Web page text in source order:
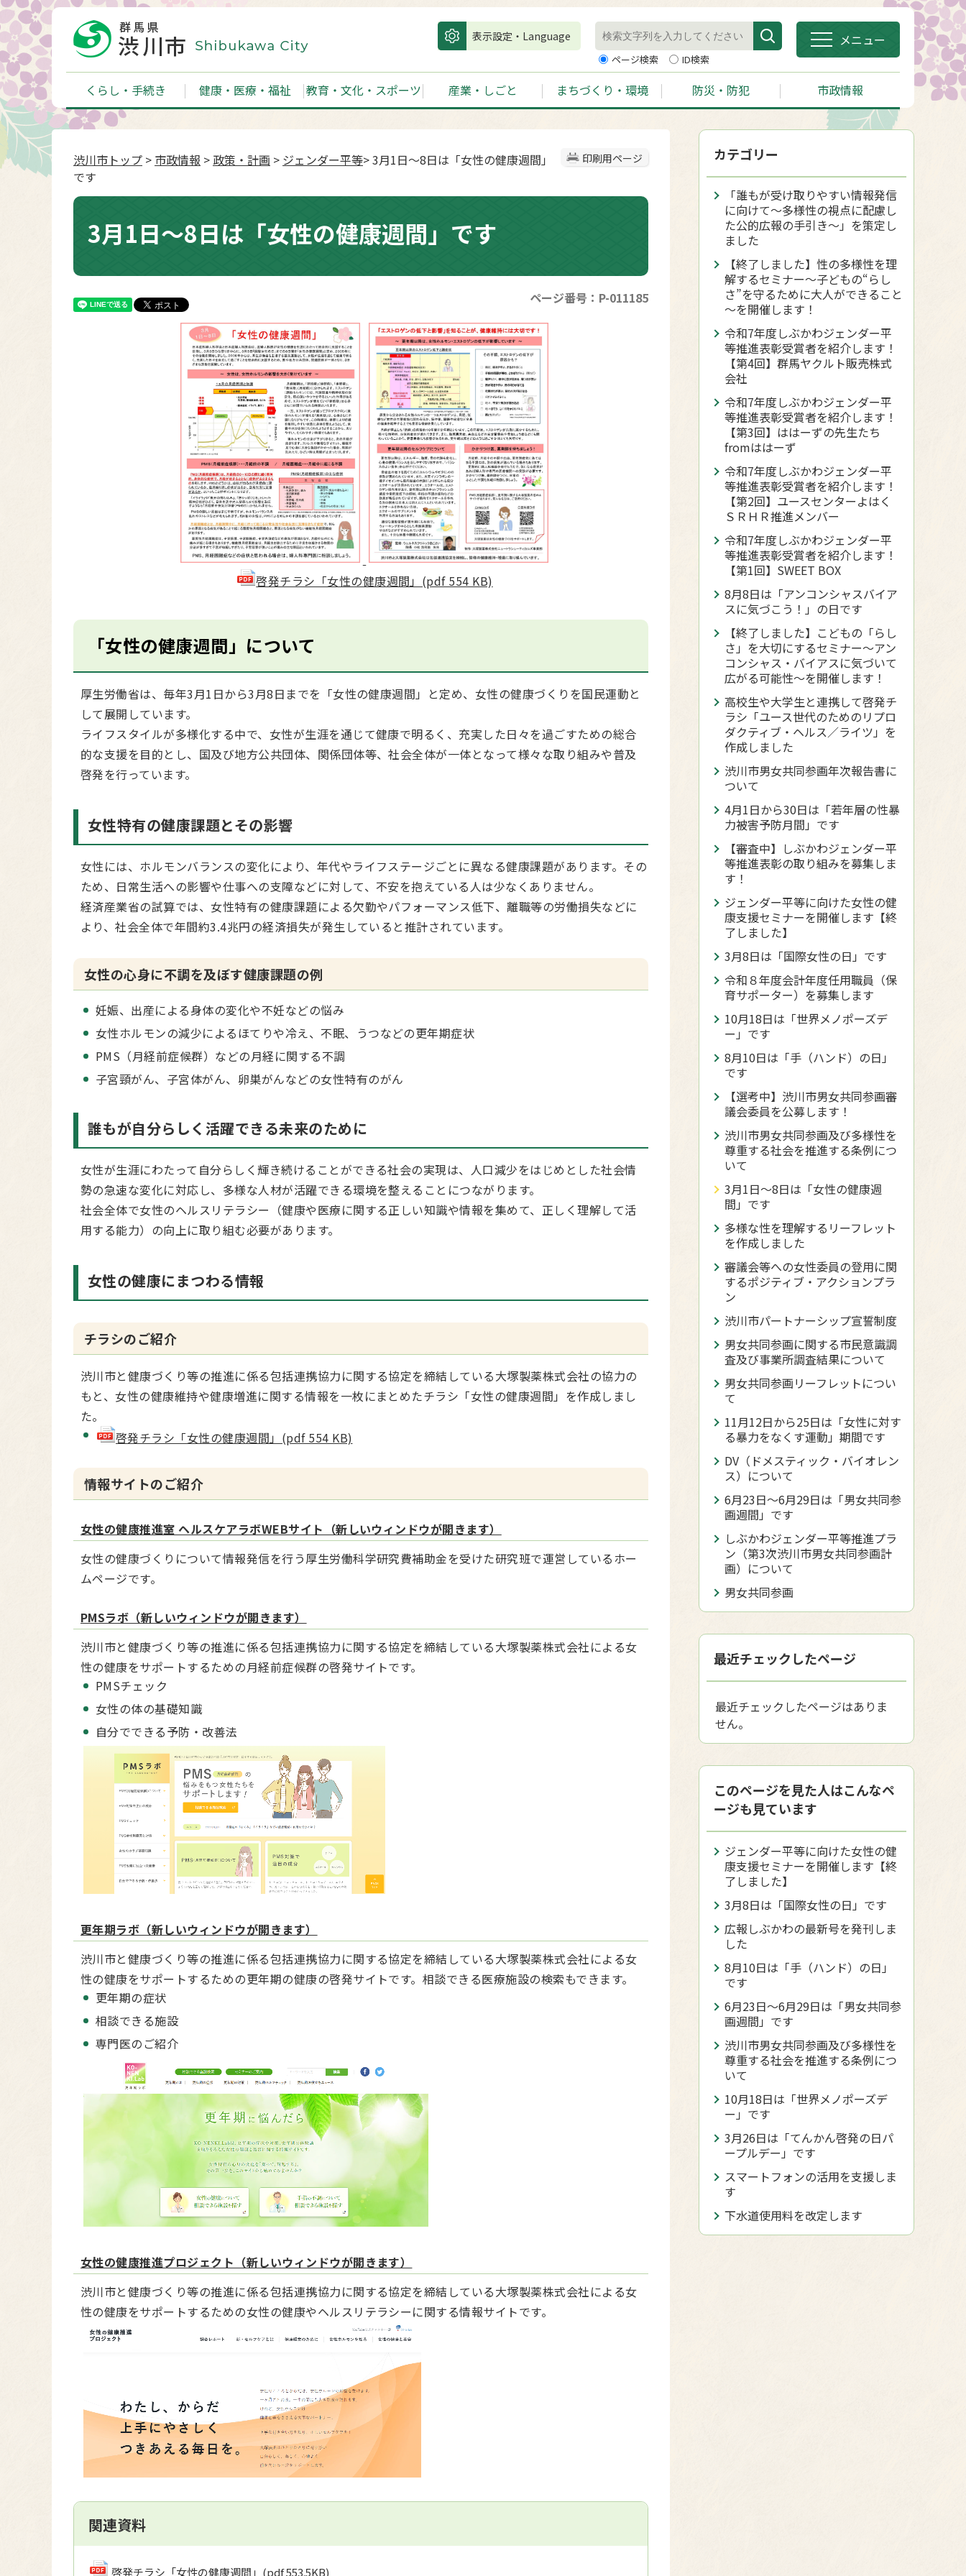
表示設定・Language
ページ検索 ID検索
メニュー
くらし・手続き 健康・医療・福祉 教育・文化・スポーツ 産業・しごと まちづくり・環境 防災・防犯 市政情報
印刷用ページ
渋川市トップ > 市政情報 > 政策・計画 > ジェンダー平等> 3月1日〜8日は「女性の健康週間」
です
3月1日〜8日は「女性の健康週間」です
ページ番号：P-011185
啓発チラシ「女性の健康週間」(pdf 554 KB)
「女性の健康週間」について
厚生労働省は、毎年3月1日から3月8日までを「女性の健康週間」と定め、女性の健康づくりを国民運動と
して展開しています。
ライフスタイルが多様化する中で、女性が生涯を通じて健康で明るく、充実した日々を過ごすための総合
的な支援を目的とし、国及び地方公共団体、関係団体等、社会全体が一体となって様々な取り組みや普及
啓発を行っています。
女性特有の健康課題とその影響
女性には、ホルモンバランスの変化により、年代やライフステージごとに異なる健康課題があります。その
ため、日常生活への影響や仕事への支障などに対して、不安を抱えている人は少なくありません。
経済産業省の試算では、女性特有の健康課題による欠勤やパフォーマンス低下、離職等の労働損失などに
より、社会全体で年間約3.4兆円の経済損失が発生していると推計されています。
女性の心身に不調を及ぼす健康課題の例
妊娠、出産による身体の変化や不妊などの悩み
女性ホルモンの減少によるほてりや冷え、不眠、うつなどの更年期症状
PMS（月経前症候群）などの月経に関する不調
子宮頸がん、子宮体がん、卵巣がんなどの女性特有のがん
誰もが自分らしく活躍できる未来のために
女性が生涯にわたって自分らしく輝き続けることができる社会の実現は、人口減少をはじめとした社会情
勢の急速な変化に対応し、多様な人材が活躍できる環境を整えることにつながります。
社会全体で女性のヘルスリテラシー（健康や医療に関する正しい知識や情報を集めて、正しく理解して活
用する能力）の向上に取り組む必要があります。
女性の健康にまつわる情報
チラシのご紹介
渋川市と健康づくり等の推進に係る包括連携協力に関する協定を締結している大塚製薬株式会社の協力の
もと、女性の健康維持や健康増進に関する情報を一枚にまとめたチラシ「女性の健康週間」を作成しまし
た。
啓発チラシ「女性の健康週間」(pdf 554 KB)
情報サイトのご紹介
女性の健康推進室 ヘルスケアラボWEBサイト（新しいウィンドウが開きます）
女性の健康づくりについて情報発信を行う厚生労働科学研究費補助金を受けた研究班で運営しているホー
ムページです。
PMSラボ（新しいウィンドウが開きます）
渋川市と健康づくり等の推進に係る包括連携協力に関する協定を締結している大塚製薬株式会社による女
性の健康をサポートするための月経前症候群の啓発サイトです。
PMSチェック
女性の体の基礎知識
自分でできる予防・改善法
更年期ラボ（新しいウィンドウが開きます）
渋川市と健康づくり等の推進に係る包括連携協力に関する協定を締結している大塚製薬株式会社による女
性の健康をサポートするための更年期の健康の啓発サイトです。相談できる医療施設の検索もできます。
更年期の症状
相談できる施設
専門医のご紹介
女性の健康推進プロジェクト（新しいウィンドウが開きます）
渋川市と健康づくり等の推進に係る包括連携協力に関する協定を締結している大塚製薬株式会社による女
性の健康をサポートするための女性の健康やヘルスリテラシーに関する情報サイトです。
関連資料
啓発チラシ「女性の健康週間」 (pdf 553.5KB)
カテゴリー
「誰もが受け取りやすい情報発信
に向けて～多様性の視点に配慮し
た公的広報の手引き～」を策定し
ました
【終了しました】性の多様性を理
解するセミナー～子どもの“らし
さ”を守るために大人ができること
～を開催します！
令和7年度しぶかわジェンダー平
等推進表彰受賞者を紹介します！
【第4回】群馬ヤクルト販売株式
会社
令和7年度しぶかわジェンダー平
等推進表彰受賞者を紹介します！
【第3回】ははーずの先生たち
fromははーず
令和7年度しぶかわジェンダー平
等推進表彰受賞者を紹介します！
【第2回】ユースセンターよはく
ＳＲＨＲ推進メンバー
令和7年度しぶかわジェンダー平
等推進表彰受賞者を紹介します！
【第1回】SWEET BOX
8月8日は「アンコンシャスバイア
スに気づこう！」の日です
【終了しました】こどもの「らし
さ」を大切にするセミナー～アン
コンシャス・バイアスに気づいて
広がる可能性～を開催します！
高校生や大学生と連携して啓発チ
ラシ「ユース世代のためのリプロ
ダクティブ・ヘルス／ライツ」を
作成しました
渋川市男女共同参画年次報告書に
ついて
4月1日から30日は「若年層の性暴
力被害予防月間」です
【審査中】しぶかわジェンダー平
等推進表彰の取り組みを募集しま
す！
ジェンダー平等に向けた女性の健
康支援セミナーを開催します【終
了しました】
3月8日は「国際女性の日」です
令和８年度会計年度任用職員（保
育サポーター）を募集します
10月18日は「世界メノポーズデ
ー」です
8月10日は「手（ハンド）の日」
です
【選考中】渋川市男女共同参画審
議会委員を公募します！
渋川市男女共同参画及び多様性を
尊重する社会を推進する条例につ
いて
3月1日〜8日は「女性の健康週
間」です
多様な性を理解するリーフレット
を作成しました
審議会等への女性委員の登用に関
するポジティブ・アクションプラ
ン
渋川市パートナーシップ宣誓制度
男女共同参画に関する市民意識調
査及び事業所調査結果について
男女共同参画リーフレットについ
て
11月12日から25日は「女性に対す
る暴力をなくす運動」期間です
DV（ドメスティック・バイオレン
ス）について
6月23日～6月29日は「男女共同参
画週間」です
しぶかわジェンダー平等推進プラ
ン（第3次渋川市男女共同参画計
画）について
男女共同参画
最近チェックしたページ
最近チェックしたページはありま
せん。
このページを見た人はこんなペ
ージも見ています
ジェンダー平等に向けた女性の健
康支援セミナーを開催します【終
了しました】
3月8日は「国際女性の日」です
広報しぶかわの最新号を発刊しま
した
8月10日は「手（ハンド）の日」
です
6月23日～6月29日は「男女共同参
画週間」です
渋川市男女共同参画及び多様性を
尊重する社会を推進する条例につ
いて
10月18日は「世界メノポーズデ
ー」です
3月26日は「てんかん啓発の日パ
ープルデー」です
スマートフォンの活用を支援しま
す
下水道使用料を改定します